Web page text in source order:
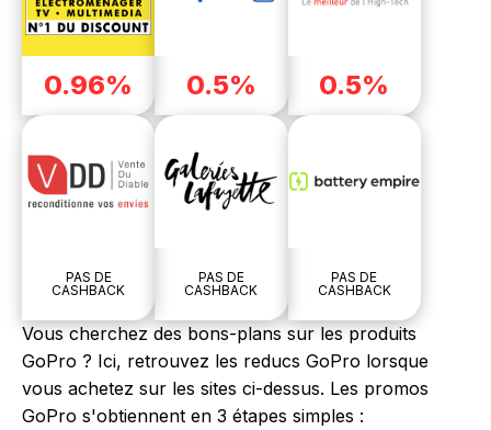
0.96% 0.5% 0.5%
PAS DE
CASHBACK
PAS DE
CASHBACK
PAS DE
CASHBACK
Vous cherchez des bons-plans sur les produits
GoPro ? Ici, retrouvez les reducs GoPro lorsque
vous achetez sur les sites ci-dessus. Les promos
GoPro s'obtiennent en 3 étapes simples :